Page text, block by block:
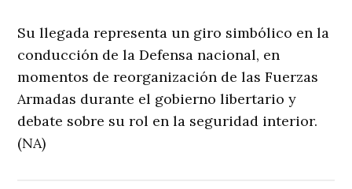
Su llegada representa un giro simbólico en la
conducción de la Defensa nacional, en
momentos de reorganización de las Fuerzas
Armadas durante el gobierno libertario y
debate sobre su rol en la seguridad interior.
(NA)